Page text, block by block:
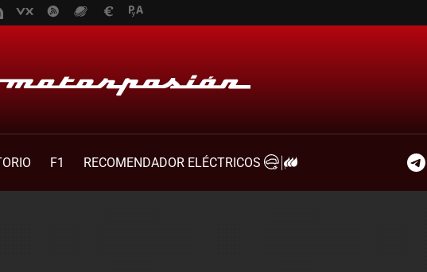
F1
RECOMENDADOR ELÉCTRICOS